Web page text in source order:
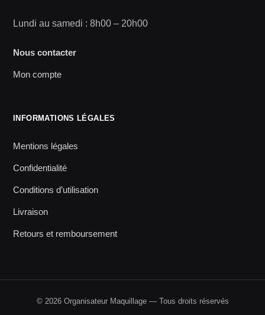
Lundi au samedi : 8h00 – 20h00
Nous contacter
Mon compte
INFORMATIONS LÉGALES
Mentions légales
Confidentialité
Conditions d’utilisation
Livraison
Retours et remboursement
© 2026 Organisateur Maquillage — Tous droits réservés